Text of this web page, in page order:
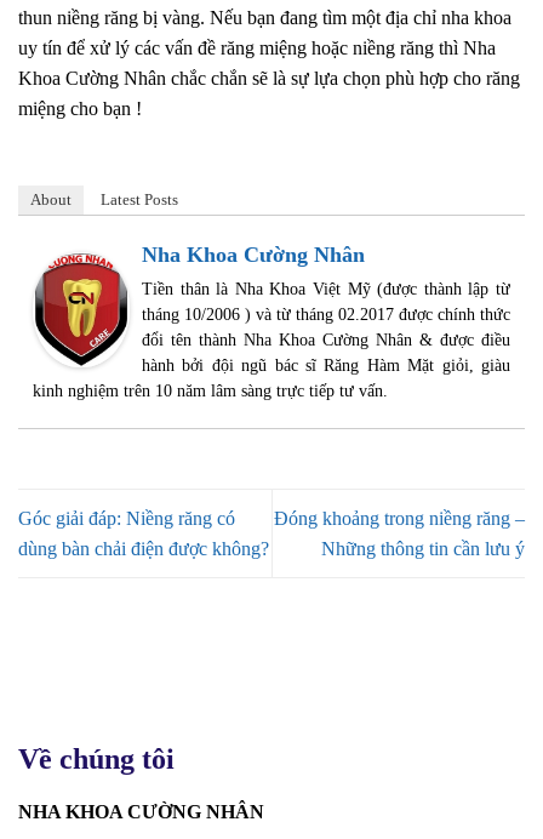
thun niềng răng bị vàng. Nếu bạn đang tìm một địa chỉ nha khoa
uy tín để xử lý các vấn đề răng miệng hoặc niềng răng thì Nha
Khoa Cường Nhân chắc chắn sẽ là sự lựa chọn phù hợp cho răng
miệng cho bạn !
About Latest Posts
Nha Khoa Cường Nhân
Tiền thân là Nha Khoa Việt Mỹ (được thành lập từ
tháng 10/2006 ) và từ tháng 02.2017 được chính thức
đổi tên thành Nha Khoa Cường Nhân & được điều
hành bởi đội ngũ bác sĩ Răng Hàm Mặt giỏi, giàu
kinh nghiệm trên 10 năm lâm sàng trực tiếp tư vấn.
Góc giải đáp: Niềng răng có
dùng bàn chải điện được không?
Đóng khoảng trong niềng răng –
Những thông tin cần lưu ý
Về chúng tôi
NHA KHOA CƯỜNG NHÂN